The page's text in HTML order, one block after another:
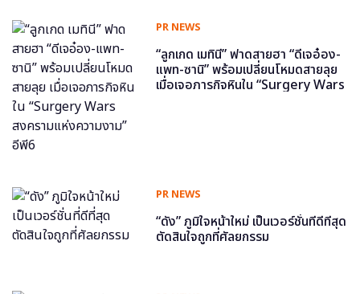
PR NEWS
“ลูกเกด เมทินี” ฟาดสายฮา “ดีเจอ๋อง-
แพท-ซานิ” พร้อมเปลี่ยนโหมดสายลุย
เมื่อเจอภารกิจหินใน “Surgery Wars
PR NEWS
“ดัง” ภูมิใจหน้าใหม่ เป็นเวอร์ชั่นที่ดีที่สุด
ตัดสินใจถูกที่ศัลยกรรม